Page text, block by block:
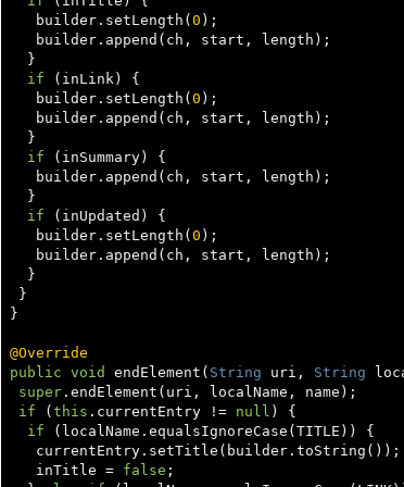
    builder
. setLength ( 0 );
    builder
. append ( ch , start , length );
}
if
( inLink)
{
    builder
. setLength ( 0 );
    builder
. append ( ch , start , length );
}
if
( inSummary)
{
    builder
. append ( ch , start , length );
}
if
( inUpdated )
{
    builder
. setLength ( 0 );
    builder
. append ( ch , start , length );
}
}
}
@Override
public void endElement ( String uri , String
super . endElement ( uri , localName , name );
if
( this . currentEntry != null )
{
if
( localName . equalsIgnoreCase ( TITLE ))
{
    currentEntry
. setTitle ( builder . toString ());
    inTitle
= false ;